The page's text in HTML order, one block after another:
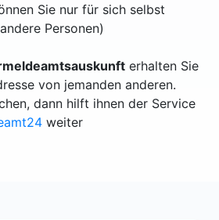
Sie nur für sich selbst
Personen)
erhalten Sie
von jemanden anderen.
dann hilft ihnen der Service
weiter